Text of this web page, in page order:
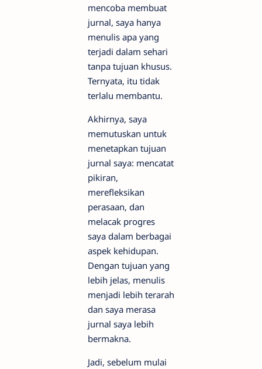
mencoba membuat
jurnal, saya hanya
menulis apa yang
terjadi dalam sehari
tanpa tujuan khusus.
Ternyata, itu tidak
terlalu membantu.
Akhirnya, saya
memutuskan untuk
menetapkan tujuan
jurnal saya: mencatat
pikiran,
merefleksikan
perasaan, dan
melacak progres
saya dalam berbagai
aspek kehidupan.
Dengan tujuan yang
lebih jelas, menulis
menjadi lebih terarah
dan saya merasa
jurnal saya lebih
bermakna.
Jadi, sebelum mulai